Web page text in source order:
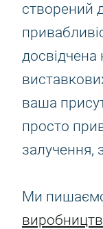
створений
ваша
просто
залучення,
Ми